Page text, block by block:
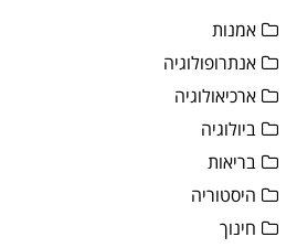
אמנות
אנתרופולוגיה
ארכיאולוגיה
ביולוגיה
בריאות
היסטוריה
חינוך